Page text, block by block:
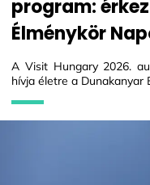
program:
Élménykör
A Visit Hungary 2026.
hívja életre a Dunakanyar